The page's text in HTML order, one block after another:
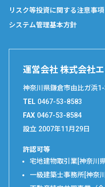
リスク等投資に関する注意事項
システム管理基本方針
運営会社 株式会社
神奈川県鎌倉市由比ガ浜
TEL 0467-53-8583
FAX 0467-53-8584
設立 2007年11月29日
許認可等
宅地建物取引業[神奈川
一級建築士事務所[神奈